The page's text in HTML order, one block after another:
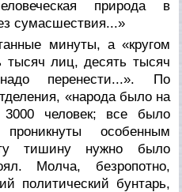
природа в
сумасшествия...»
минуты, а «кругом
тысяч лиц, десять тысяч
перенести...». По
«народа было на
человек; все было
особенным
тишину нужно было
Молча, безропотно,
политический бунтарь,